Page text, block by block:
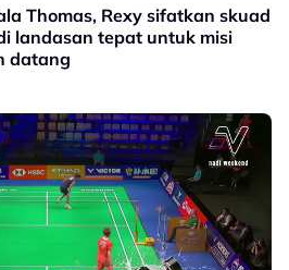
Thomas, Rexy sifatkan skuad
landasan tepat untuk misi
datang